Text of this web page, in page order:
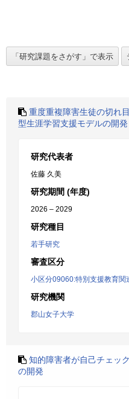
重度重複障害生徒の切れ
型生涯学習支援モデルの開発
研究代表者
佐藤 久美
研究期間 (年度)
2026 – 2029
研究種目
若手研究
審査区分
小区分09060:特別支援教育関
研究機関
郡山女子大学
知的障害者が自己チェッ
の開発